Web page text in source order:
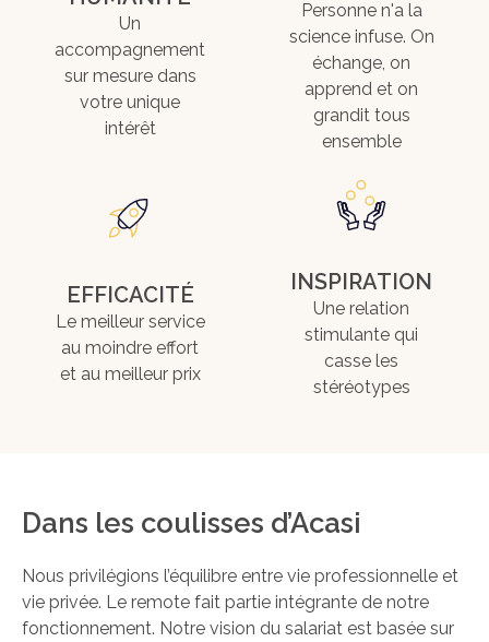
Un
accompagnement
sur mesure dans
votre unique
intérêt
Personne n'a la
science infuse. On
échange, on
apprend et on
grandit tous
ensemble
EFFICACITÉ
Le meilleur service
au moindre effort
et au meilleur prix
INSPIRATION
Une relation
stimulante qui
casse les
stéréotypes
Dans les coulisses d’Acasi
Nous privilégions l’équilibre entre vie professionnelle et
vie privée. Le remote fait partie intégrante de notre
fonctionnement. Notre vision du salariat est basée sur